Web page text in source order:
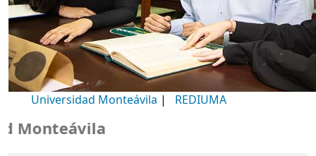
Universidad Monteávila | REDIUMA